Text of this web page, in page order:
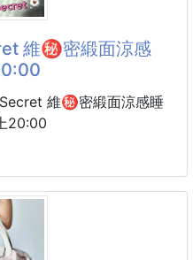
褲都很適合
維㊙️密緞面涼感
維㊙️密緞面涼感睡
20:00
的要狠狠的愛自己！😍